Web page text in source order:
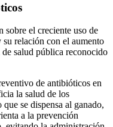
sobre el creciente uso de
relación con el aumento
de salud pública reconocido
de antibióticos en
la salud de los
se dispensa al ganado,
a la prevención